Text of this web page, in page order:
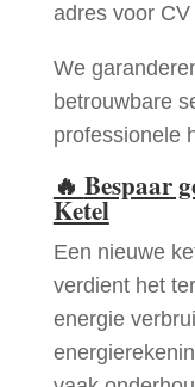
adres voor
We
betrouwbare
professionele
🔥 Bespaar
Ketel
Een nieuwe
verdient het
energie